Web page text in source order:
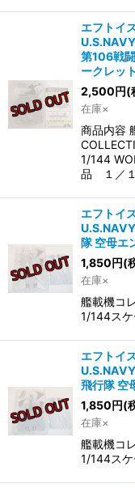
エフトイ
第106戦
ークレット
2,500円(
在庫×
商品内容
1/144
品 １／
エフトイ
隊 空母エ
1,850円(
在庫×
艦載機コ
1/144ス
エフトイ
飛行隊 空
1,850円(
在庫×
艦載機コ
1/144ス